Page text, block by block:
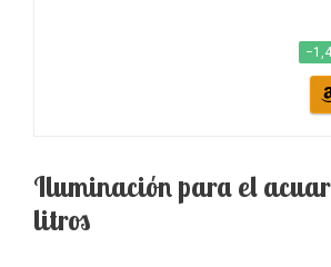
Iluminación para el
litros